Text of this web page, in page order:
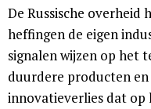
De Russische
heffingen de eigen
signalen wijzen op het
duurdere producten
innovatieverlies dat op